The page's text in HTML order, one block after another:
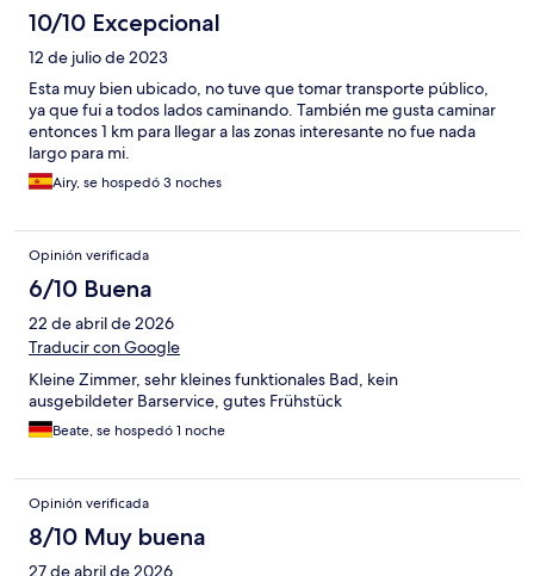
10/10 Excepcional
12 de julio de 2023
Esta muy bien ubicado, no tuve que tomar transporte público,
ya que fui a todos lados caminando. También me gusta caminar
entonces 1 km para llegar a las zonas interesante no fue nada
largo para mi.
Airy, se hospedó 3 noches
Opinión verificada
6/10 Buena
22 de abril de 2026
Traducir con Google
Kleine Zimmer, sehr kleines funktionales Bad, kein
ausgebildeter Barservice, gutes Frühstück
Beate, se hospedó 1 noche
Opinión verificada
8/10 Muy buena
27 de abril de 2026